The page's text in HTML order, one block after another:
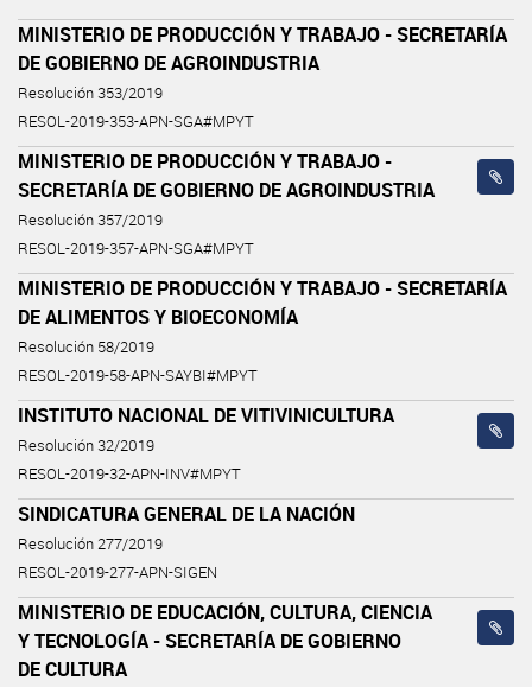
MINISTERIO DE PRODUCCIÓN Y TRABAJO - SECRETARÍA
DE GOBIERNO DE AGROINDUSTRIA
Resolución 353/2019
RESOL-2019-353-APN-SGA#MPYT
MINISTERIO DE PRODUCCIÓN Y TRABAJO -
SECRETARÍA DE GOBIERNO DE AGROINDUSTRIA
Resolución 357/2019
RESOL-2019-357-APN-SGA#MPYT
MINISTERIO DE PRODUCCIÓN Y TRABAJO - SECRETARÍA
DE ALIMENTOS Y BIOECONOMÍA
Resolución 58/2019
RESOL-2019-58-APN-SAYBI#MPYT
INSTITUTO NACIONAL DE VITIVINICULTURA
Resolución 32/2019
RESOL-2019-32-APN-INV#MPYT
SINDICATURA GENERAL DE LA NACIÓN
Resolución 277/2019
RESOL-2019-277-APN-SIGEN
MINISTERIO DE EDUCACIÓN, CULTURA, CIENCIA
Y TECNOLOGÍA - SECRETARÍA DE GOBIERNO
DE CULTURA